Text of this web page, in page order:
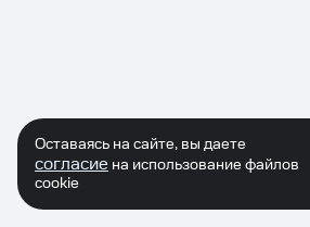
Оставаясь на сайте, вы даете
согласие на использование файлов
cookie